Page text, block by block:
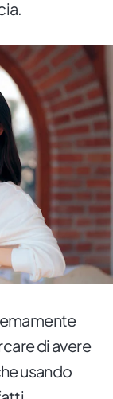
di avere
usando